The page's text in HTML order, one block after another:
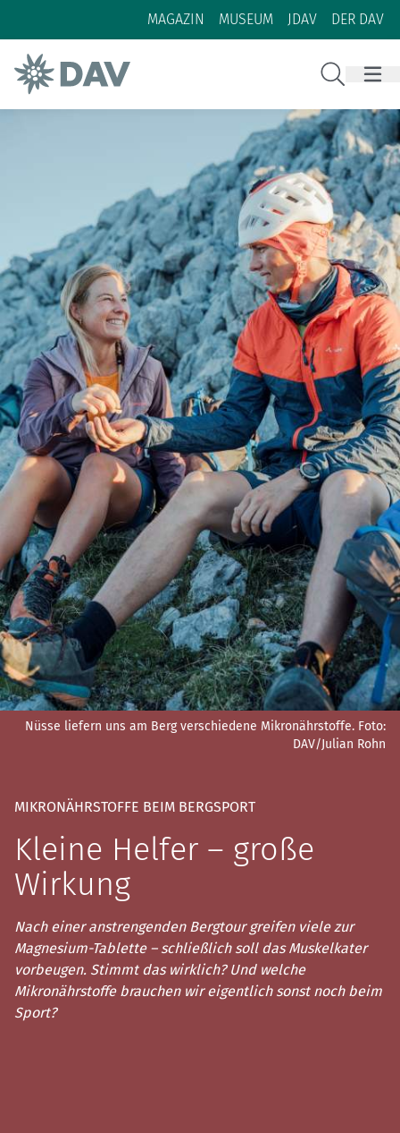
Zum Inhalt
Zur Footer-Navigation
MAGAZIN MUSEUM JDAV DER DAV
Nüsse liefern uns am Berg verschiedene Mikronährstoffe. Foto:
DAV/Julian Rohn
MIKRONÄHRSTOFFE BEIM BERGSPORT
Kleine Helfer – große
Wirkung
Nach einer anstrengenden Bergtour greifen viele zur
Magnesium-Tablette – schließlich soll das Muskelkater
vorbeugen. Stimmt das wirklich? Und welche
Mikronährstoffe brauchen wir eigentlich sonst noch beim
Sport?